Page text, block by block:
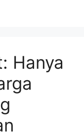
Hanya